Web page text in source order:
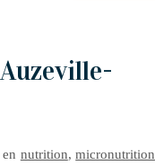
nutrition,micronutrition